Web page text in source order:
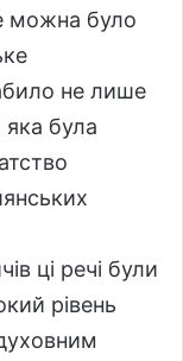
можна було
не лише
яка була
ці речі були
рівень